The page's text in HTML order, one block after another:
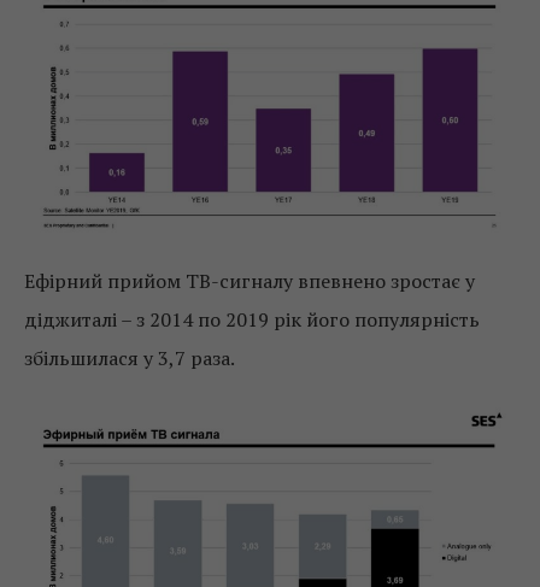
Ефірний прийом ТВ-сигналу впевнено зростає у
діджиталі – з 2014 по 2019 рік його популярність
збільшилася у 3,7 раза.